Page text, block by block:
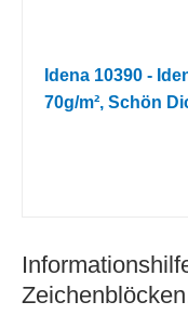
Idena 10390 -
70g/m², Schön